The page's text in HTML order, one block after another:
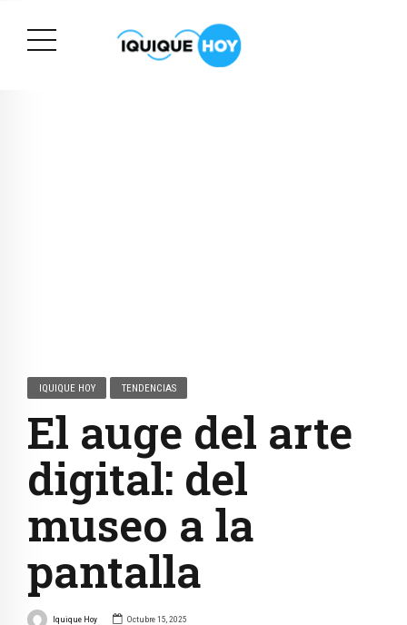
IQUIQUE HOY TENDENCIAS
El auge del arte
digital: del
museo a la
pantalla
Iquique Hoy Octubre 15, 2025